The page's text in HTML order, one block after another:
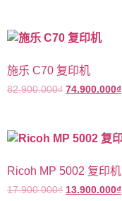
施乐 C70 复印机
82.900.000₫ 74.900.000₫
Ricoh MP 5002 复印机
17.900.000₫ 13.900.000₫